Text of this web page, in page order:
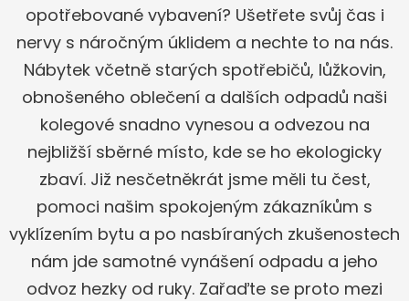
opotřebované vybavení? Ušetřete svůj čas i
nervy s náročným úklidem a nechte to na nás.
Nábytek včetně starých spotřebičů, lůžkovin,
obnošeného oblečení a dalších odpadů naši
kolegové snadno vynesou a odvezou na
nejbližší sběrné místo, kde se ho ekologicky
zbaví. Již nesčetněkrát jsme měli tu čest,
pomoci našim spokojeným zákazníkům s
vyklízením bytu a po nasbíraných zkušenostech
nám jde samotné vynášení odpadu a jeho
odvoz hezky od ruky. Zařaďte se proto mezi